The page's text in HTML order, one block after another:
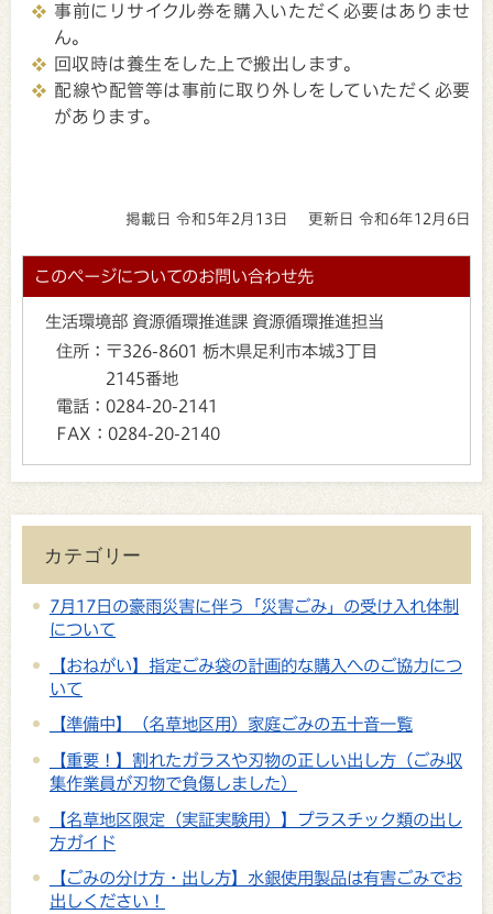
事前にリサイクル券を購入いただく必要はありませ
ん。
回収時は養生をした上で搬出します。
配線や配管等は事前に取り外しをしていただく必要
があります。
掲載日 令和5年2月13日 更新日 令和6年12月6日
このページについてのお問い合わせ先
生活環境部 資源循環推進課 資源循環推進担当
住所： 〒326-8601 栃木県足利市本城3丁目
2145番地
電話： 0284-20-2141
FAX： 0284-20-2140
カテゴリー
7月17日の豪雨災害に伴う「災害ごみ」の受け入れ体制
について
【おねがい】指定ごみ袋の計画的な購入へのご協力につ
いて
【準備中】（名草地区用）家庭ごみの五十音一覧
【重要！】割れたガラスや刃物の正しい出し方（ごみ収
集作業員が刃物で負傷しました）
【名草地区限定（実証実験用）】プラスチック類の出し
方ガイド
【ごみの分け方・出し方】水銀使用製品は有害ごみでお
出しください！